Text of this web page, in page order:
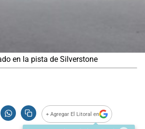
en la pista de Silverstone
+ Agregar El Litoral en